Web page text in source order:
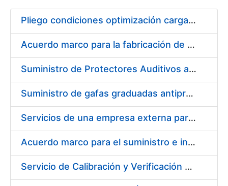
Show/Hide
Pliego condiciones optimización cargas compras firmado
Acuerdo marco para la fabricación de piezas
Suministro de Protectores Auditivos a medida para las personas trabajadoras de los Centros de Trabajo de Madrid y Burgos
Suministro de gafas graduadas antiproyecciones para los trabajadores de la FNMT-RCM en los centros de trabajo de Madrid y Burgos
Servicios de una empresa externa para el asesoramiento y resolución de los recursos de alzada que se presentan relacionados con procesos de selección para la FNMT-RCM
Acuerdo marco para el suministro e instalación de persianas, estores y otros complementos
Servicio de Calibración y Verificación Externa de los Equipos de Medición del Servicio de Prevención de la FNMT-RCM